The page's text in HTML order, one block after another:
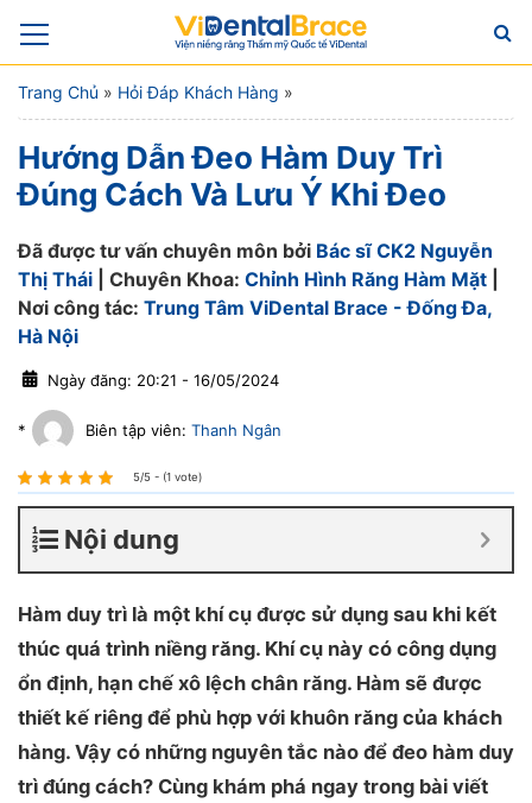
Trang Chủ » Hỏi Đáp Khách Hàng »
Hướng Dẫn Đeo Hàm Duy Trì
Đúng Cách Và Lưu Ý Khi Đeo
Đã được tư vấn chuyên môn bởi Bác sĩ CK2 Nguyễn
Thị Thái | Chuyên Khoa: Chỉnh Hình Răng Hàm Mặt
Nơi công tác: Trung Tâm ViDental Brace - Đống Đa,
Hà Nội
Ngày đăng: 20:21 - 16/05/2024
* Biên tập viên: Thanh Ngân
5/5 - (1 vote)
Nội dung
Hàm duy trì là một khí cụ được sử dụng sau khi kết
thúc quá trình niềng răng. Khí cụ này có công dụng
ổn định, hạn chế xô lệch chân răng. Hàm sẽ được
thiết kế riêng để phù hợp với khuôn răng của khách
hàng. Vậy có những nguyên tắc nào để đeo hàm duy
trì đúng cách? Cùng khám phá ngay trong bài viết